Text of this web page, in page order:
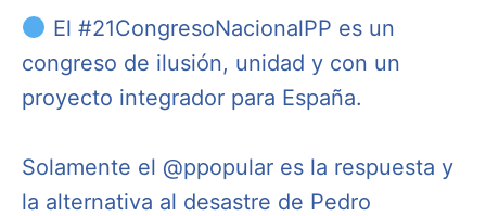
El #21CongresoNacionalPP es un
congreso de ilusión, unidad y con un
proyecto integrador para España.
Solamente el @ppopular es la respuesta y
la alternativa al desastre de Pedro